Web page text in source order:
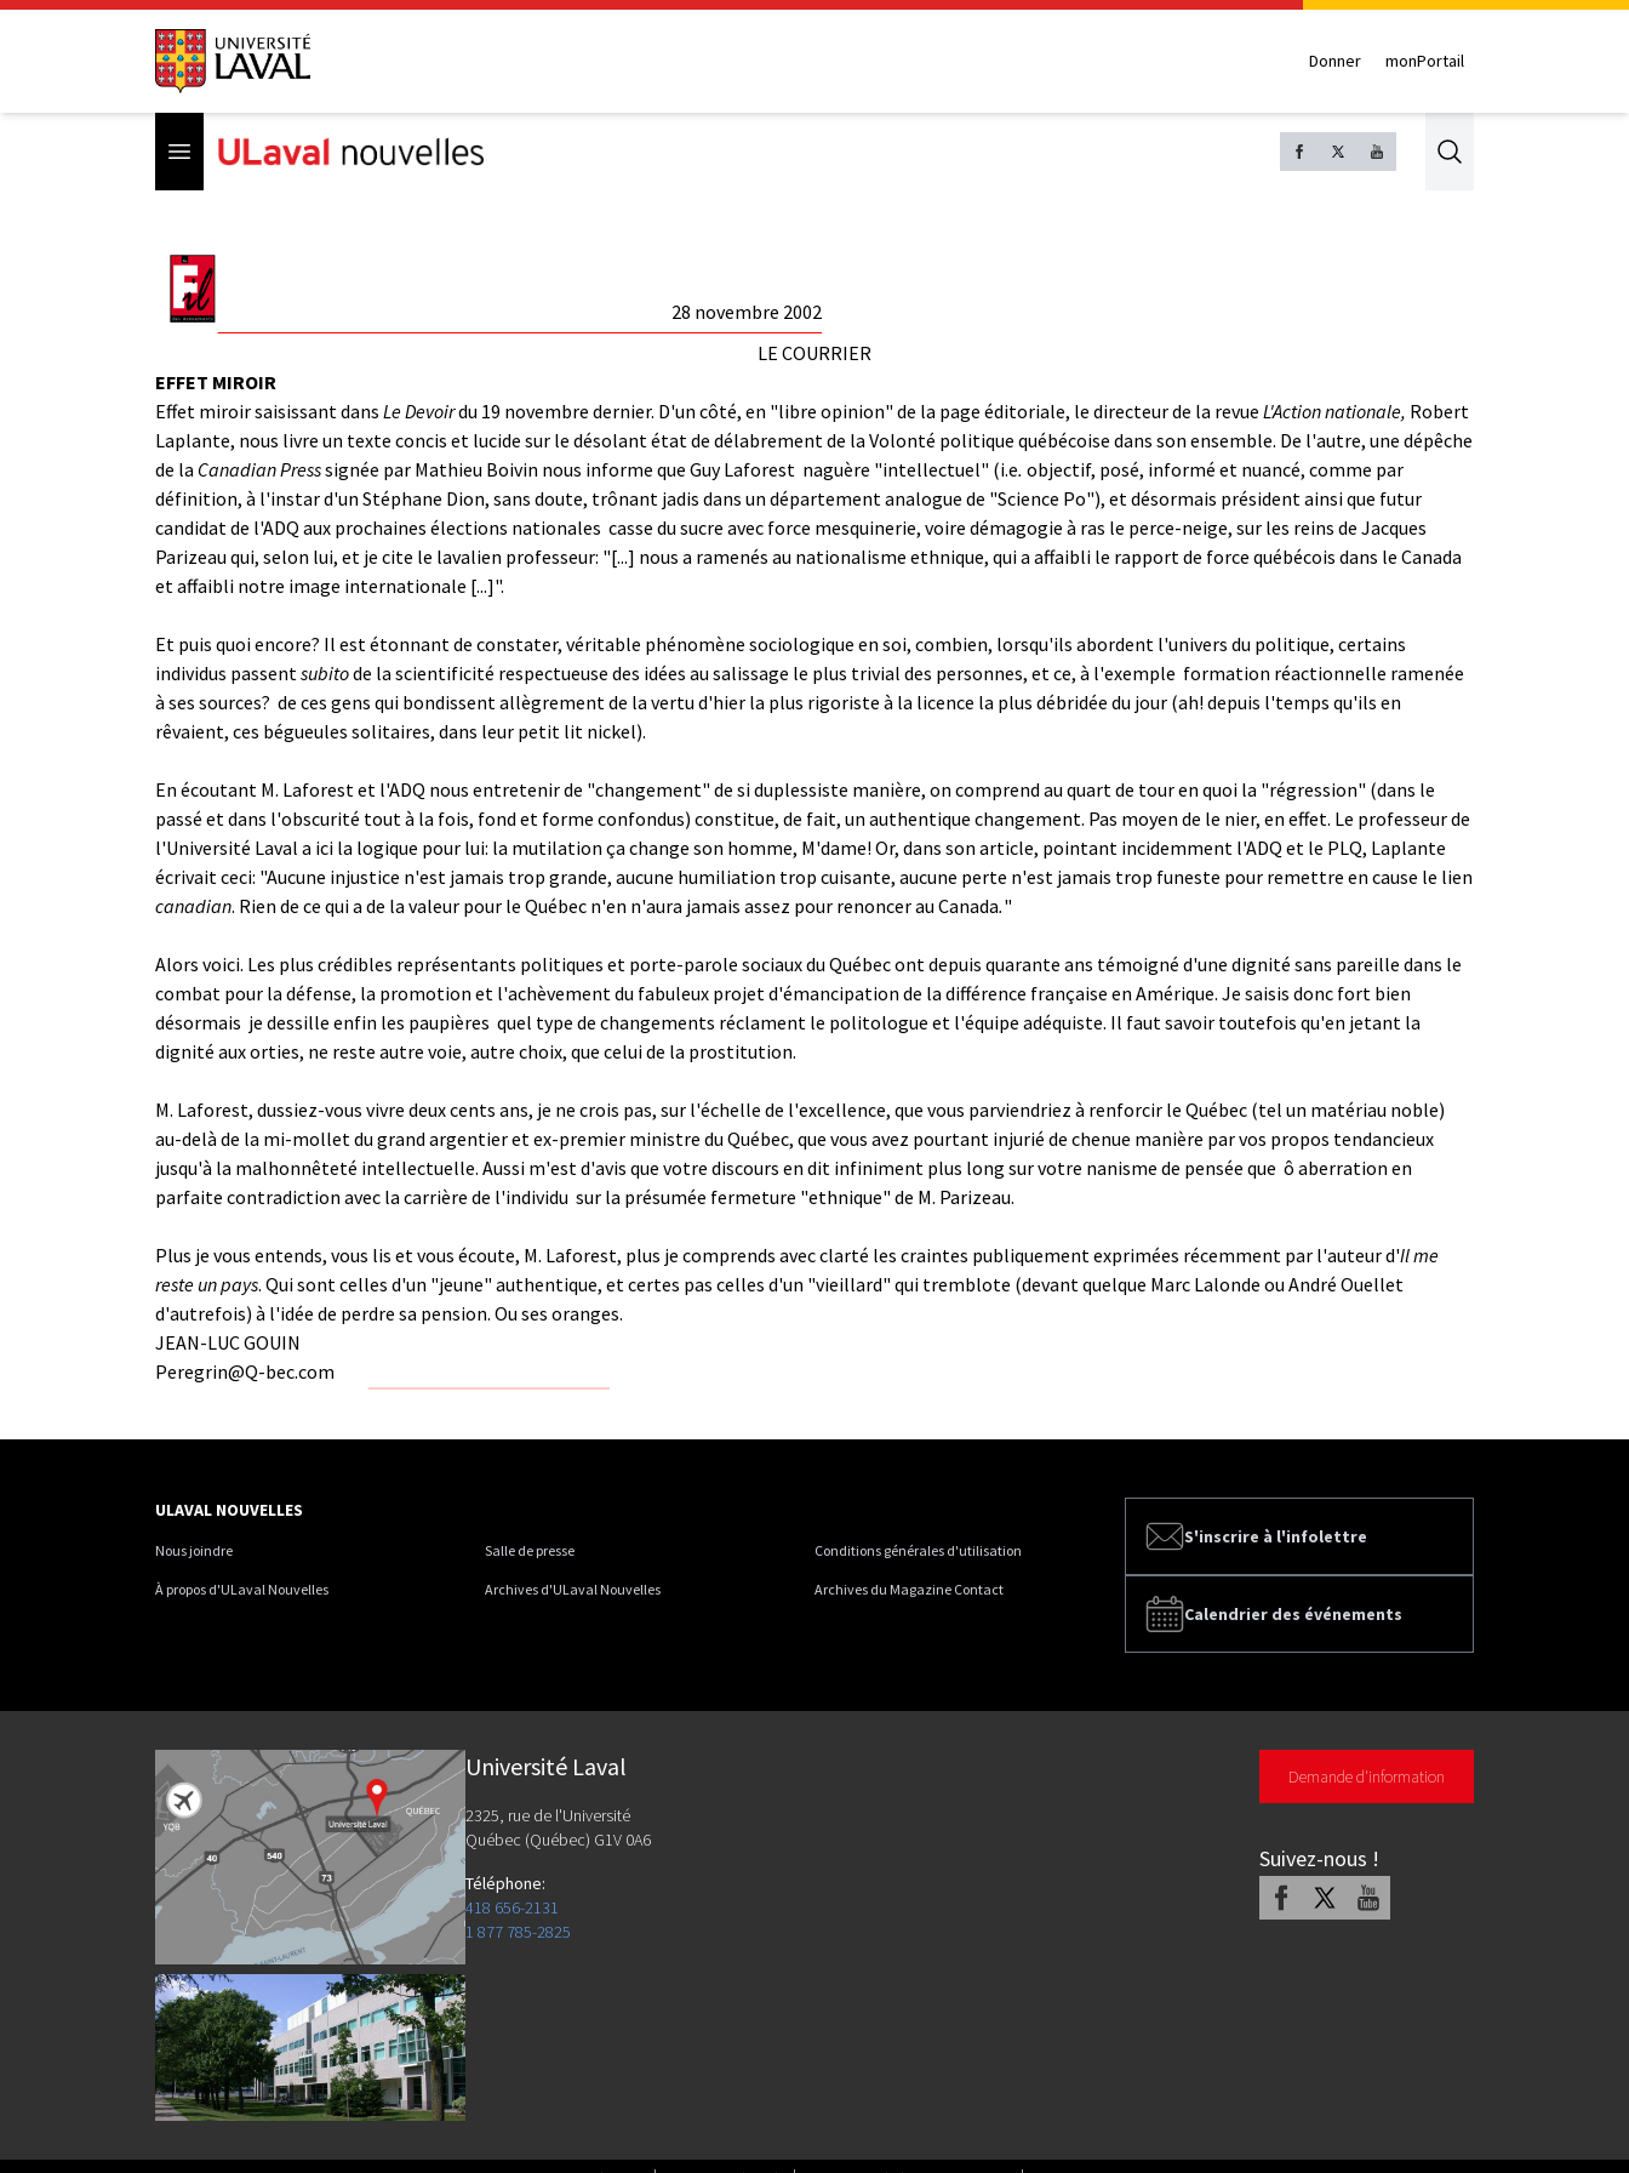
Donner monPortail
Open menu Search
28 novembre 2002
LE COURRIER
EFFET MIROIR
Effet miroir saisissant dans Le Devoirdu 19 novembre dernier. D'un côté, en "libre opinion" de la page éditoriale, le directeur de la revue L'Action nationale, Robert
Laplante, nous livre un texte concis et lucide sur le désolant état de délabrement de la Volonté politique québécoise dans son ensemble. De l'autre, une dépêche
de la Canadian Presssignée par Mathieu Boivin nous informe que Guy Laforest ­ naguère "intellectuel" (i.e. objectif, posé, informé et nuancé, comme par
définition, à l'instar d'un Stéphane Dion, sans doute, trônant jadis dans un département analogue de "Science Po"), et désormais président ainsi que futur
candidat de l'ADQ aux prochaines élections nationales ­ casse du sucre avec force mesquinerie, voire démagogie à ras le perce-neige, sur les reins de Jacques
Parizeau qui, selon lui, et je cite le lavalien professeur: "[...] nous a ramenés au nationalisme ethnique, qui a affaibli le rapport de force québécois dans le Canada
et affaibli notre image internationale [...]".
Et puis quoi encore? Il est étonnant de constater, véritable phénomène sociologique en soi, combien, lorsqu'ils abordent l'univers du politique, certains
individus passent subitode la scientificité respectueuse des idées au salissage le plus trivial des personnes, et ce, à l'exemple ­ formation réactionnelle ramenée
à ses sources? ­ de ces gens qui bondissent allègrement de la vertu d'hier la plus rigoriste à la licence la plus débridée du jour (ah! depuis l'temps qu'ils en
rêvaient, ces bégueules solitaires, dans leur petit lit nickel).
En écoutant M. Laforest et l'ADQ nous entretenir de "changement" de si duplessiste manière, on comprend au quart de tour en quoi la "régression" (dans le
passé et dans l'obscurité tout à la fois, fond et forme confondus) constitue, de fait, un authentique changement. Pas moyen de le nier, en effet. Le professeur de
l'Université Laval a ici la logique pour lui: la mutilation ça change son homme, M'dame! Or, dans son article, pointant incidemment l'ADQ et le PLQ, Laplante
écrivait ceci: "Aucune injustice n'est jamais trop grande, aucune humiliation trop cuisante, aucune perte n'est jamais trop funeste pour remettre en cause le lien
canadian. Rien de ce qui a de la valeur pour le Québec n'en n'aura jamais assez pour renoncer au Canada."
Alors voici. Les plus crédibles représentants politiques et porte-parole sociaux du Québec ont depuis quarante ans témoigné d'une dignité sans pareille dans le
combat pour la défense, la promotion et l'achèvement du fabuleux projet d'émancipation de la différence française en Amérique. Je saisis donc fort bien
désormais ­ je dessille enfin les paupières ­ quel type de changements réclament le politologue et l'équipe adéquiste. Il faut savoir toutefois qu'en jetant la
dignité aux orties, ne reste autre voie, autre choix, que celui de la prostitution.
M. Laforest, dussiez-vous vivre deux cents ans, je ne crois pas, sur l'échelle de l'excellence, que vous parviendriez à renforcir le Québec (tel un matériau noble)
au-delà de la mi-mollet du grand argentier et ex-premier ministre du Québec, que vous avez pourtant injurié de chenue manière par vos propos tendancieux
jusqu'à la malhonnêteté intellectuelle. Aussi m'est d'avis que votre discours en dit infiniment plus long sur votre nanisme de pensée que ­ ô aberration en
parfaite contradiction avec la carrière de l'individu ­ sur la présumée fermeture "ethnique" de M. Parizeau.
Plus je vous entends, vous lis et vous écoute, M. Laforest, plus je comprends avec clarté les craintes publiquement exprimées récemment par l'auteur d'Il me
reste un pays. Qui sont celles d'un "jeune" authentique, et certes pas celles d'un "vieillard" qui tremblote (devant quelque Marc Lalonde ou André Ouellet
d'autrefois) à l'idée de perdre sa pension. Ou ses oranges.
JEAN-LUC GOUIN
Peregrin@Q-bec.com
S'inscrire à l'infolettre
Calendrier des événements
ULAVAL NOUVELLES
Nous joindre Salle de presse Conditions générales d'utilisation
À propos d'ULaval Nouvelles Archives d'ULaval Nouvelles Archives du Magazine Contact
Université Laval
2325, rue de l'Université
Québec (Québec) G1V 0A6
Téléphone:
418 656-2131
1 877 785-2825
Demande d'information
Suivez-nous !
Facebook Youtube